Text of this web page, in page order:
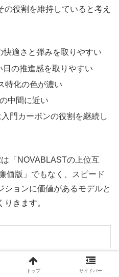
役割を維持していると考え
快適さと弾みを取りやすい
の推進感を取りやすい
特化の色が濃い
中間に近い
門カーボンの役割を継続し
「NOVABLASTの上位互
価版」でもなく、スピード
ョンに価値があるモデルと
きます。
いので、アシックス内での役
トップ サイドバー